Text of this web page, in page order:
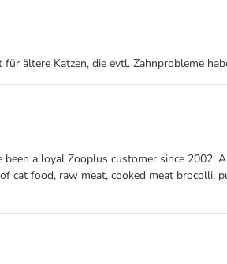
ältere Katzen, die evtl. Zahnprobleme
a loyal Zooplus customer since
food, raw meat, cooked meat brocolli,